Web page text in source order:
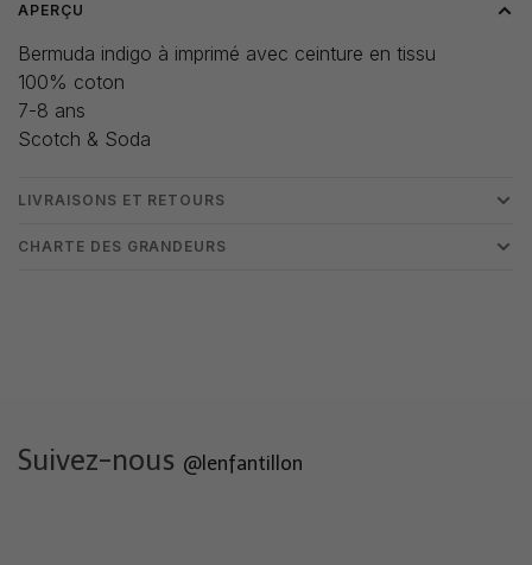
APERÇU
Bermuda indigo à imprimé avec ceinture en tissu
100% coton
7-8 ans
Scotch & Soda
LIVRAISONS ET RETOURS
CHARTE DES GRANDEURS
Suivez-nous @lenfantillon